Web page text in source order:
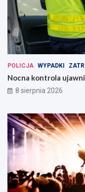
POLICJA WYPADKI
Nocna kontrola
8 sierpnia 2026